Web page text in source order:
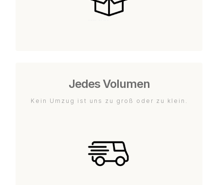
Jedes Volumen
Kein Umzug ist uns zu groß oder zu klein.